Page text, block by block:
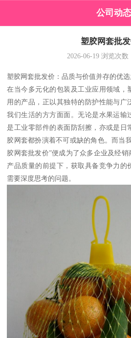
公司动态
塑胶网套批
2026-06-19浏览次数
塑胶网套批发价：品质与价值并存的优
在当今多元化的包装及工业应用领域，
用的产品，正以其独特的防护性能与广
我们生活的方方面面。无论是水果运输
是工业零部件的表面防刮擦，亦或是日
胶网套都扮演着不可或缺的角色。而当
胶网套批发价”便成为了众多企业及经
产品质量的前提下，获取具备竞争力的
需要深度思考的问题。